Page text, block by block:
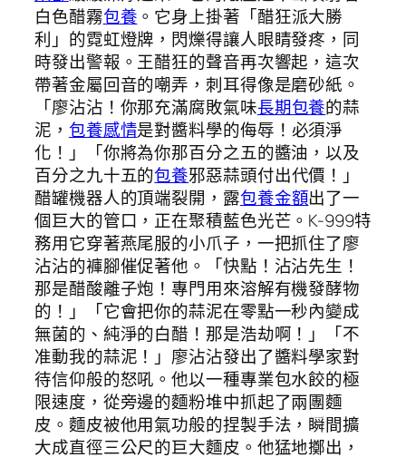
白色醋霧包養 。它身上掛著「醋狂派大勝
利」的霓虹燈牌，閃爍得讓人眼睛發疼，同
時發出警報。王醋狂的聲音再次響起，這次
帶著金屬回音的嘲弄，刺耳得像是磨砂紙。
「廖沾沾！你那充滿腐敗氣味長期包養的蒜
泥， 包養感情是對醬料學的侮辱！必須淨
化！」「你將為你那百分之五的醬油，以及
百分之九十五的包養邪惡蒜頭付出代價！」
醋罐機器人的頂端裂開，露包養金額出了一
個巨大的管口，正在聚積藍色光芒。K-999特
務用它穿著燕尾服的小爪子，一把抓住了廖
沾沾的褲腳催促著他。「快點！沾沾先生！
那是醋酸離子炮！專門用來溶解有機發酵物
的！」「它會把你的蒜泥在零點一秒內變成
無菌的、純淨的白醋！那是浩劫啊！」「不
准動我的蒜泥！」廖沾沾發出了醬料學家對
待信仰般的怒吼。他以一種專業包水餃的極
限速度，從旁邊的麵粉堆中抓起了兩團麵
皮。麵皮被他用氣功般的捏製手法，瞬間擴
大成直徑三公尺的巨大麵皮。他猛地擲出，